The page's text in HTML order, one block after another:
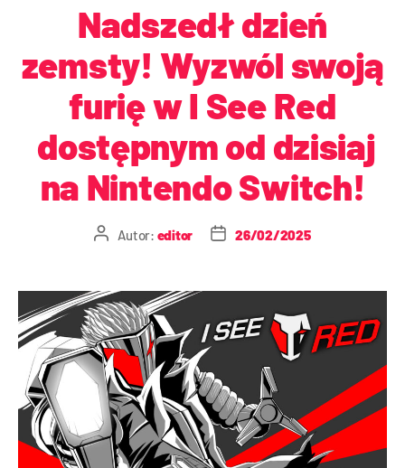
Nadszedł dzień
zemsty! Wyzwól swoją
furię w I See Red
dostępnym od dzisiaj
na Nintendo Switch!
Autor: editor 26/02/2025